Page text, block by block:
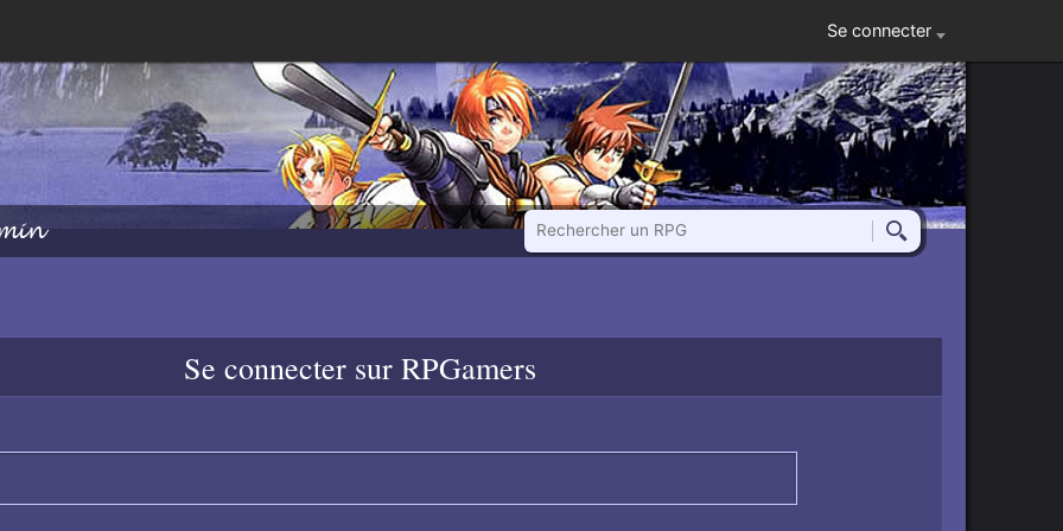
Se connecter
Rechercher un RPG
Rechercher
Se connecter sur RPGamers